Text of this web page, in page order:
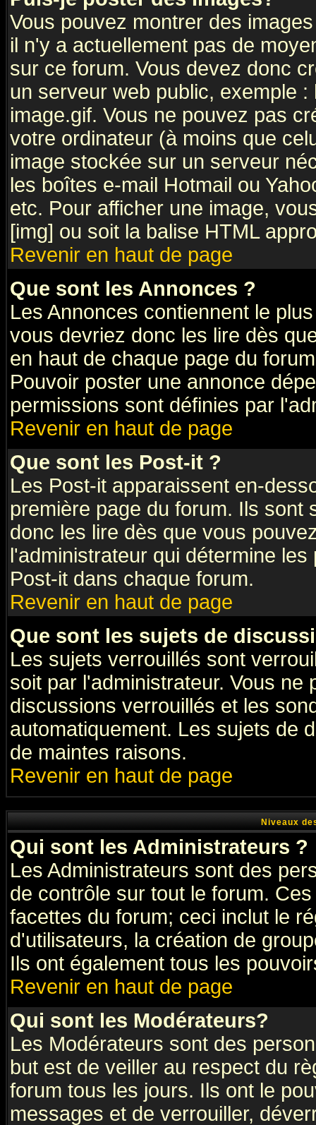
Vous pouvez montrer des
il n'y a actuellement pas de
sur ce forum. Vous devez donc
un serveur web public, exemple
image.gif. Vous ne pouvez pas
votre ordinateur (à moins que
image stockée sur un serveur
les boîtes e-mail Hotmail ou
etc. Pour afficher une image,
[img] ou soit la balise HTML
Revenir en haut de page
Que sont les Annonces ?
Les Annonces contiennent le
vous devriez donc les lire dès
en haut de chaque page du
Pouvoir poster une annonce
permissions sont définies par
Revenir en haut de page
Que sont les Post-it ?
Les Post-it apparaissent en-
première page du forum. Ils
donc les lire dès que vous
l'administrateur qui détermine
Post-it dans chaque forum.
Revenir en haut de page
Que sont les sujets de
Les sujets verrouillés sont
soit par l'administrateur. Vous
discussions verrouillés et les
automatiquement. Les sujets de
de maintes raisons.
Revenir en haut de page
Niveaux
Qui sont les Administrateurs ?
Les Administrateurs sont des
de contrôle sur tout le forum.
facettes du forum; ceci inclut le
d'utilisateurs, la création de
Ils ont également tous les
Revenir en haut de page
Qui sont les Modérateurs?
Les Modérateurs sont des
but est de veiller au respect du
forum tous les jours. Ils ont le
messages et de verrouiller,